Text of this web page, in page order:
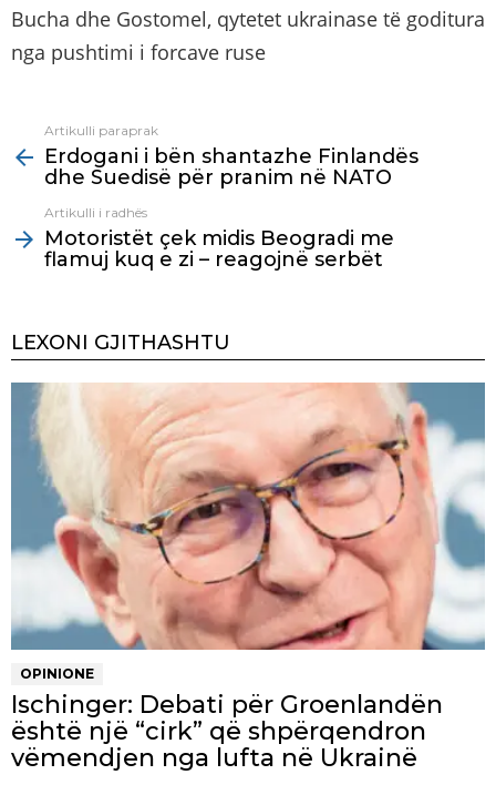
Bucha dhe Gostomel, qytetet ukrainase të goditura
nga pushtimi i forcave ruse
more
Artikulli paraprak
Erdogani i bën shantazhe Finlandës
dhe Suedisë për pranim në NATO
Artikulli i radhës
Motoristët çek midis Beogradi me
flamuj kuq e zi – reagojnë serbët
LEXONI GJITHASHTU
OPINIONE
Ischinger: Debati për Groenlandën
është një “cirk” që shpërqendron
vëmendjen nga lufta në Ukrainë